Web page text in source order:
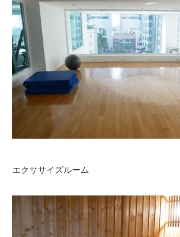
エクササイズルーム